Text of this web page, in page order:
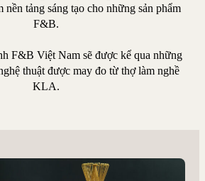
nền tảng sáng tạo cho những sản phẩm
F&B.
F&B Việt Nam sẽ được kể qua những
thuật được may đo từ thợ làm nghề
KLA.